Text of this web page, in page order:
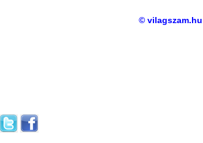
© vilagszam.hu